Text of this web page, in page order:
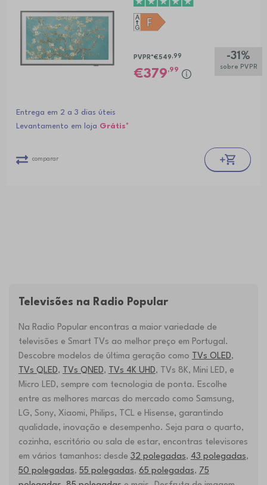
-31%
sobre PVPR
PVPR*€549 ,99
379,99
Entrega em 2 a 3 dias úteis
Levantamento em loja Grátis*
comparar
Televisões na Radio Popular
Na Radio Popular encontras a maior variedade de
televisões e Smart TVs ao melhor preço em Portugal.
Descobre modelos de última geração como TVs OLED,
TVs QLED, TVs QNED, TVs 4K UHD, TVs 8K, Mini LED, e
Micro LED, sempre com tecnologia de ponta. Escolhe
entre as melhores marcas do mercado como Samsung,
LG, Sony, Xiaomi, Philips, TCL e Hisense, garantindo
qualidade, inovação e desempenho. Seja para o quarto,
cozinha, escritório ou sala de estar, encontras televisores
em vários tamanhos: desde 32 polegadas, 43 polegadas,
50 polegadas, 55 polegadas, 65 polegadas, 75